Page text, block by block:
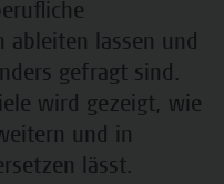
ableiten lassen und
gefragt sind.
wird gezeigt, wie
und in
lässt.